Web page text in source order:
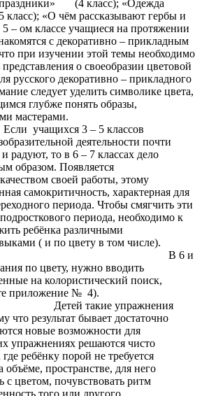
праздники» (4 класс); «Одежда
класс); «О чём рассказывают гербы и
– ом классе учащиеся на протяжении
с декоративно – прикладным
при изучении этой темы необходимо
о своеобразии цветовой
русского декоративно – прикладного
следует уделить символике цвета,
глубже понять образы,
мастерами.
3 – 5 классов
деятельности почти
радуют, то в 6 – 7 классах дело
образом. Появляется
своей работы, этому
самокритичность, характерная для
периода. Чтобы смягчить эти
периода, необходимо к
ребёнка различными
( и по цвету в том числе).
6 и
по цвету, нужно вводить
на колористический поиск,
приложение № 4).
упражнения
что результат бывает достаточно
новые возможности для
упражнениях решаются чисто
ребёнку порой не требуется
объёме, пространстве, для него
с цветом, почувствовать ритм